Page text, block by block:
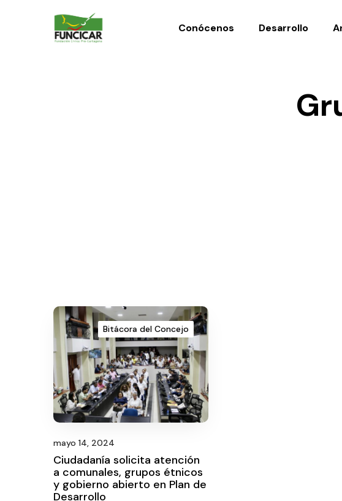
Conócenos Desarrollo
Bitácora del Concejo
mayo 14, 2024
Ciudadanía solicita atención
a comunales, grupos étnicos
y gobierno abierto en Plan de
Desarrollo